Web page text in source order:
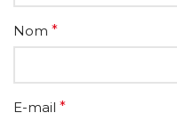
Nom *
E-mail *